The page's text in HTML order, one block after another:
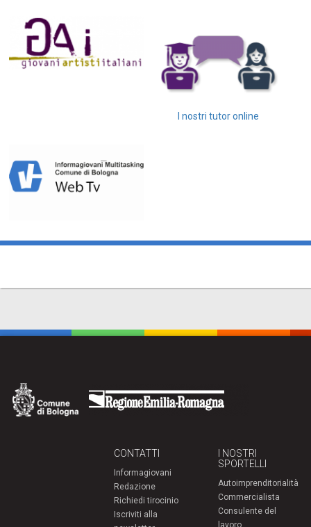
I nostri tutor online
CONTATTI
Informagiovani
Redazione
Richiedi tirocinio
Iscriviti alla
I NOSTRI
SPORTELLI
Autoimprenditorialità
Commercialista
Consulente del